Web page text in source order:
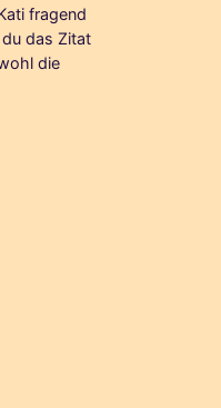
fragend
das Zitat
die